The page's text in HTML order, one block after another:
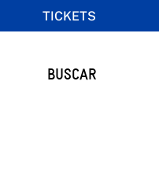
TICKETS
BUSCAR